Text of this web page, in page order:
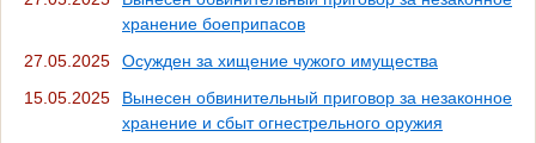
хранение боеприпасов
27.05.2025
Осужден за хищение чужого имущества
15.05.2025
Вынесен обвинительный приговор за незаконное
хранение и сбыт огнестрельного оружия